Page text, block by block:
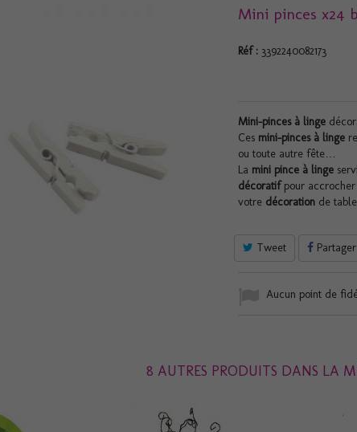
Mini pinces x24
Réf : 3392240082173
Mini-pinces à linge
Ces mini-pinces à linge
ou toute autre fête…
La mini pince à linge
décoratifpour accrocher
votre décorationde table
Tweet Partager
Aucun point de
8 AUTRES PRODUITS DANS LA